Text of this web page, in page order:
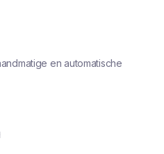
en automatische